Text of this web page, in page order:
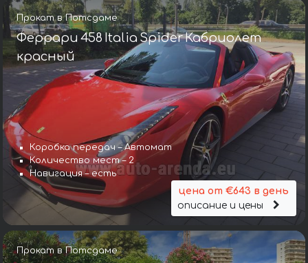
Прокат в Потсдаме
Феррари 458 Italia Spider Кабриолет
красный
Коробка передач – Автомат
Количество мест – 2
Навигация – есть
цена от €643 в день
описание и цены
Прокат в Потсдаме